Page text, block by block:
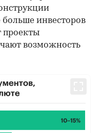
больше инвесторов
проекты
возможность